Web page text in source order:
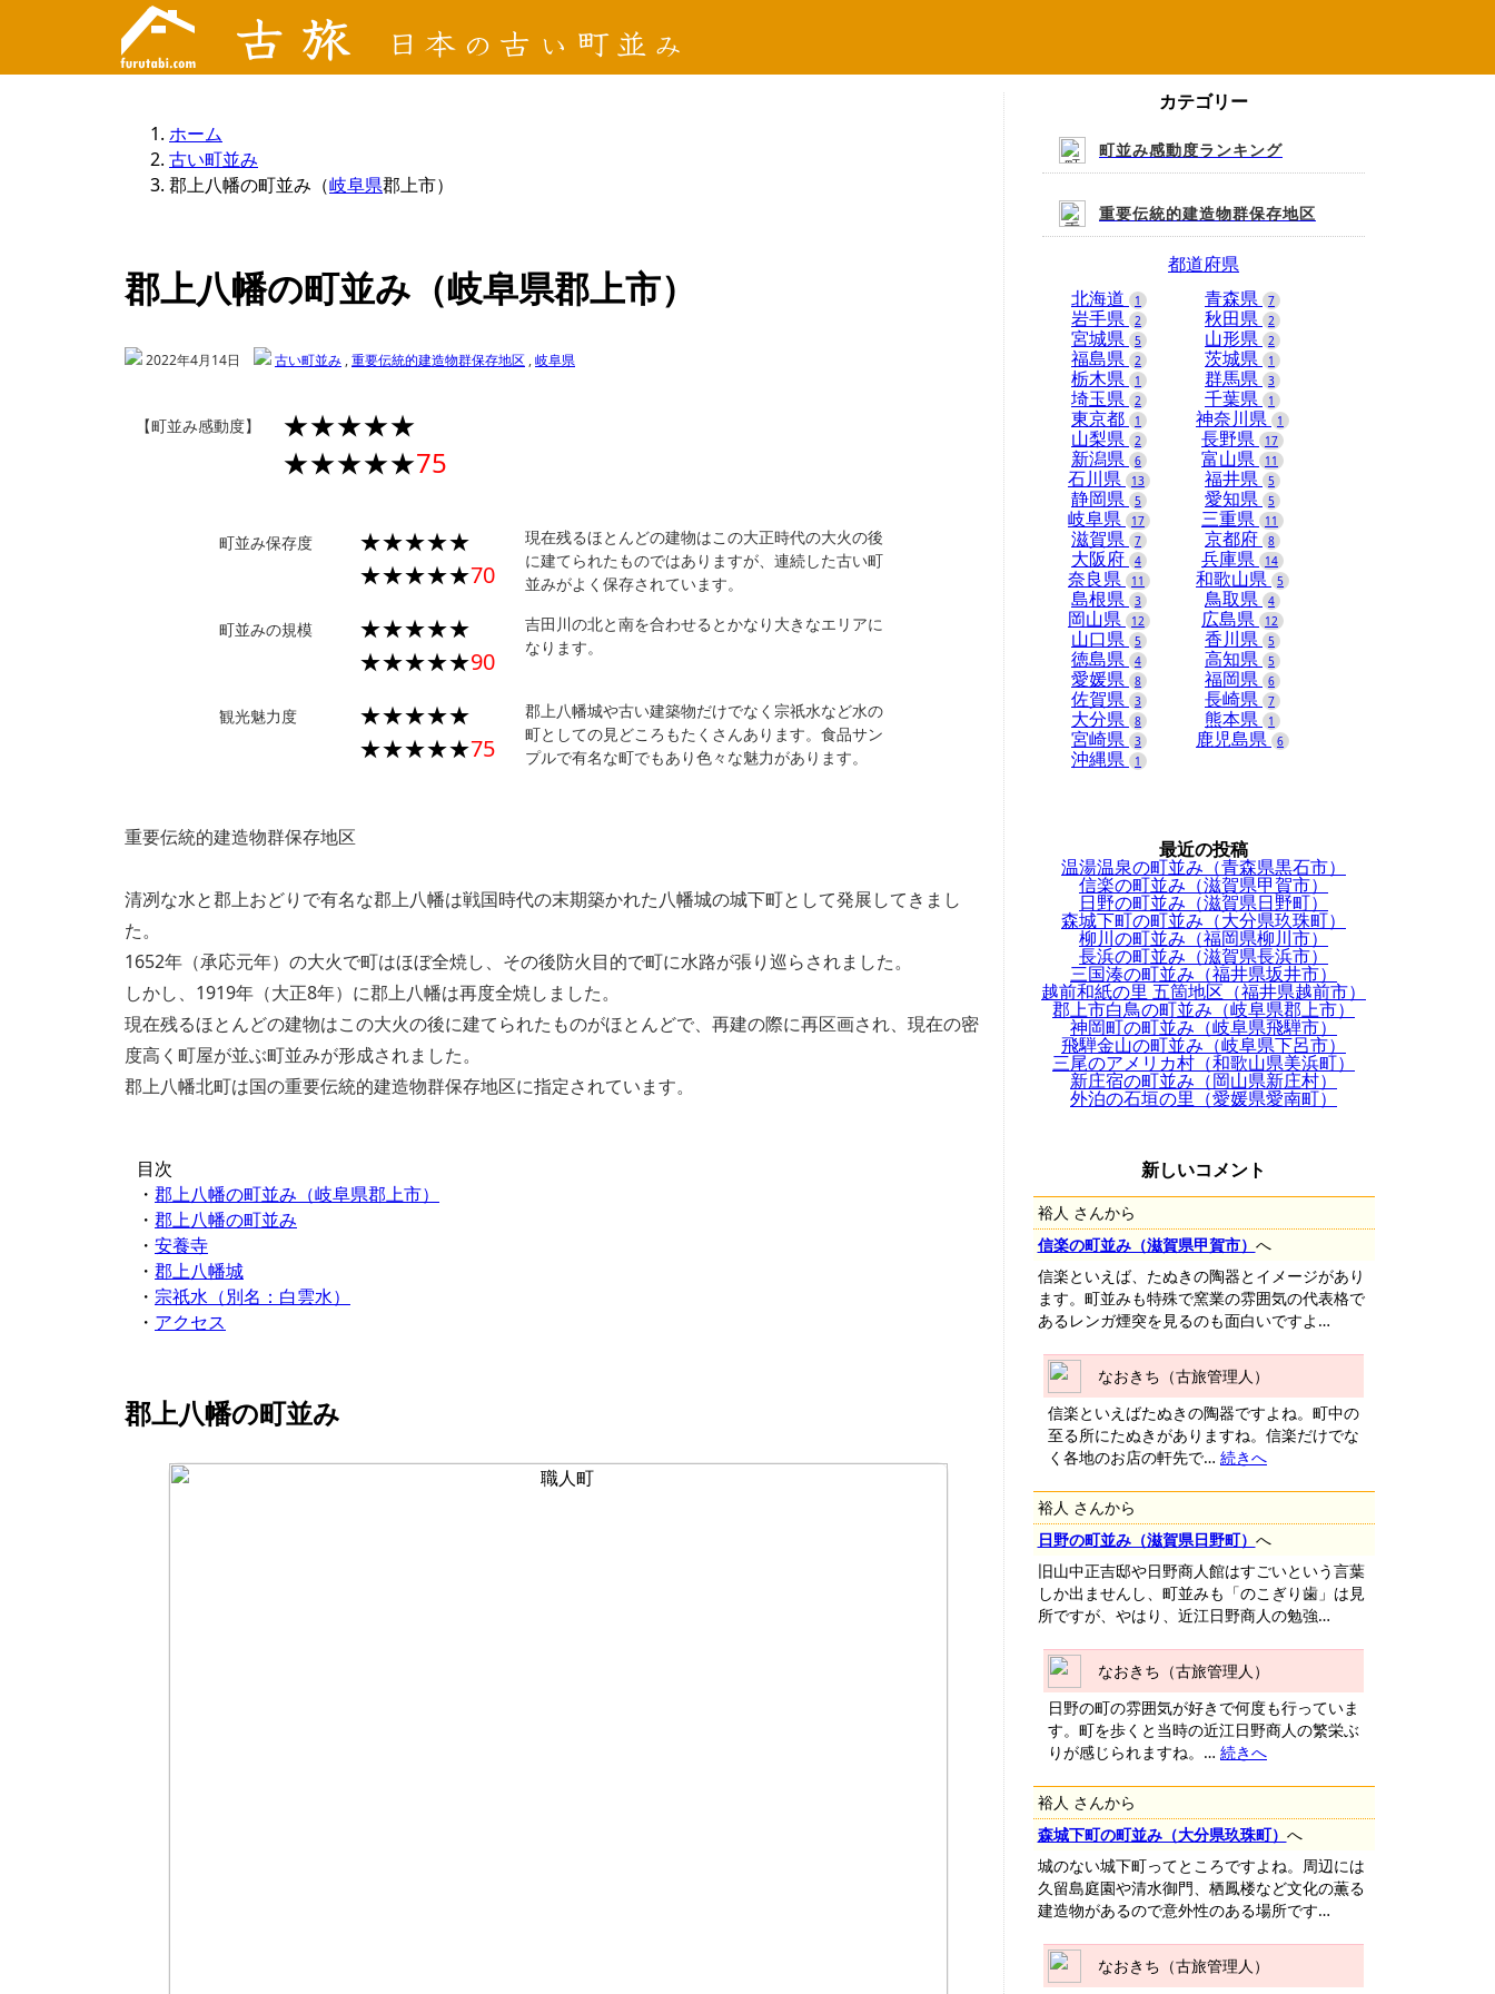
カテゴリー
町並み感動度ランキング
重要伝統的建造物群保存地区
都道府県
北海道
1 青森県 7
岩手県 2 秋田県 2
宮城県 5 山形県 2
福島県 2 茨城県 1
栃木県 1 群馬県 3
埼玉県 2 千葉県 1
東京都 1 神奈川県 1
山梨県 2 長野県 17
新潟県 6 富山県 11
石川県 13 福井県 5
静岡県 5 愛知県 5
岐阜県 17 三重県 11
滋賀県 7 京都府 8
大阪府 4 兵庫県 14
奈良県 11 和歌山県 5
島根県 3 鳥取県 4
岡山県 12 広島県 12
山口県 5 香川県 5
徳島県 4 高知県 5
愛媛県 8 福岡県 6
佐賀県 3 長崎県 7
大分県 8 熊本県 1
宮崎県 3 鹿児島県 6
沖縄県 1
最近の投稿
温湯温泉の町並み（青森県黒石市）
信楽の町並み（滋賀県甲賀市）
日野の町並み（滋賀県日野町）
森城下町の町並み（大分県玖珠町）
柳川の町並み（福岡県柳川市）
長浜の町並み（滋賀県長浜市）
三国湊の町並み（福井県坂井市）
越前和紙の里 五箇地区（福井県越前市）
郡上市白鳥の町並み（岐阜県郡上市）
神岡町の町並み（岐阜県飛騨市）
飛騨金山の町並み（岐阜県下呂市）
三尾のアメリカ村（和歌山県美浜町）
新庄宿の町並み（岡山県新庄村）
外泊の石垣の里（愛媛県愛南町）
新しいコメント
裕人 さんから
信楽の町並み（滋賀県甲賀市） へ
信楽といえば、たぬきの陶器とイメージがあり
ます。町並みも特殊で窯業の雰囲気の代表格で
あるレンガ煙突を見るのも面白いですよ…
なおきち（古旅管理人）
信楽といえばたぬきの陶器ですよね。町中の
至る所にたぬきがありますね。信楽だけでな
く各地のお店の軒先で… 続きへ
裕人 さんから
日野の町並み（滋賀県日野町） へ
旧山中正吉邸や日野商人館はすごいという言葉
しか出ませんし、町並みも「のこぎり歯」は見
所ですが、やはり、近江日野商人の勉強…
なおきち（古旅管理人）
日野の町の雰囲気が好きで何度も行っていま
す。町を歩くと当時の近江日野商人の繁栄ぶ
りが感じられますね。… 続きへ
裕人 さんから
森城下町の町並み（大分県玖珠町） へ
城のない城下町ってところですよね。周辺には
久留島庭園や清水御門、栖鳳楼など文化の薫る
建造物があるので意外性のある場所です…
なおきち（古旅管理人）
ホーム
古い町並み
郡上八幡の町並み（岐阜県郡上市）
郡上八幡の町並み（岐阜県郡上市）
2022年4月14日 古い町並み ,重要伝統的建造物群保存地区 ,岐阜県
【町並み感動度】
★★★★★
★★★★★75
町並み保存度
★★★★★
★★★★★70
現在残るほとんどの建物はこの大正時代の大火の後
に建てられたものではありますが、連続した古い町
並みがよく保存されています。
町並みの規模
★★★★★
★★★★★90
吉田川の北と南を合わせるとかなり大きなエリアに
なります。
観光魅力度
★★★★★
★★★★★75
郡上八幡城や古い建築物だけでなく宗祇水など水の
町としての見どころもたくさんあります。食品サン
プルで有名な町でもあり色々な魅力があります。
重要伝統的建造物群保存地区
清冽な水と郡上おどりで有名な郡上八幡は戦国時代の末期築かれた八幡城の城下町として発展してきまし
た。
1652年（承応元年）の大火で町はほぼ全焼し、その後防火目的で町に水路が張り巡らされました。
しかし、1919年（大正8年）に郡上八幡は再度全焼しました。
現在残るほとんどの建物はこの大火の後に建てられたものがほとんどで、再建の際に再区画され、現在の密
度高く町屋が並ぶ町並みが形成されました。
郡上八幡北町は国の重要伝統的建造物群保存地区に指定されています。
目次
・ 郡上八幡の町並み（岐阜県郡上市）
・ 郡上八幡の町並み
・ 安養寺
・ 郡上八幡城
・ 宗祇水（別名：白雲水）
・ アクセス
郡上八幡の町並み